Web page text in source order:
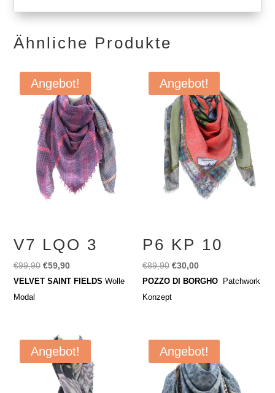
Ähnliche Produkte
Angebot!
V7 LQO 3
€99,90 Ursprünglicher
Preis
€59,90Aktueller
Preis
VELVET SAINT FIELDS Wolle
Modal
Angebot!
P6 KP 10
€89,90 Ursprünglicher
Preis
war:
€30,00Aktueller
Preis
POZZO DI BORGHO
Patchwork
Konzept
Angebot! Angebot!